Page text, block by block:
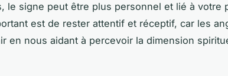
le signe peut être plus personnel et lié à votre
est de rester attentif et réceptif, car les
en nous aidant à percevoir la dimension